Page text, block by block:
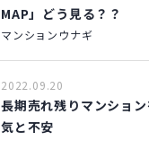
MAP」どう見る？？
マンションウナギ
2022.09.20
長期売れ残りマンショ
気と不安